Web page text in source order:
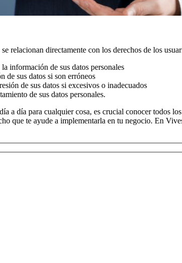
relacionan directamente con los derechos de los
información de sus datos personales
de sus datos si son erróneos
de sus datos si excesivos o inadecuados
de sus datos personales.
a día para cualquier cosa, es crucial conocer todos
que te ayude a implementarla en tu negocio. En